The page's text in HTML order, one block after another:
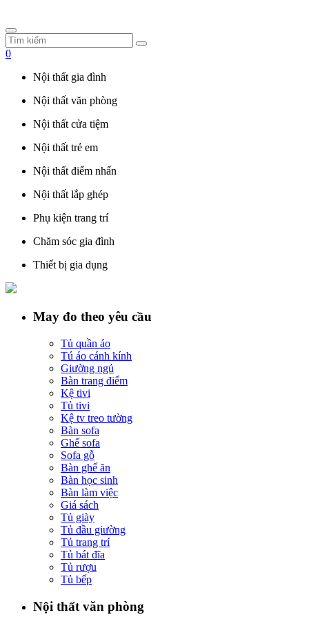
0
Nội thất gia đình
Nội thất văn phòng
Nội thất cửa tiệm
Nội thất trẻ em
Nội thất điểm nhấn
Nội thất lắp ghép
Phụ kiện trang trí
Chăm sóc gia đình
Thiết bị gia dụng
May đo theo yêu cầu
Tủ quần áo
Tú áo cánh kính
Giường ngủ
Bàn trang điểm
Kệ tivi
Tủ tivi
Kệ tv treo tường
Bàn sofa
Ghế sofa
Sofa gỗ
Bàn ghế ăn
Bàn học sinh
Bàn làm việc
Giá sách
Tủ giày
Tủ đầu giường
Tủ trang trí
Tủ bát đĩa
Tủ rượu
Tủ bếp
Nội thất văn phòng